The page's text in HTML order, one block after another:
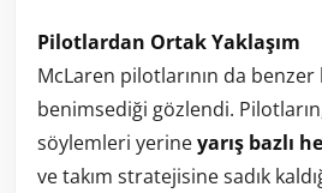
Pilotlardan Ortak Yaklaşım
McLaren pilotlarının da
benimsediği gözlendi.
söylemleri yerineyarış bazlı
ve takım stratejisine sadık